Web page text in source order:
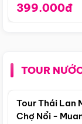
399.000đ
TOUR
Tour Thái Lan
Chợ Nổi -